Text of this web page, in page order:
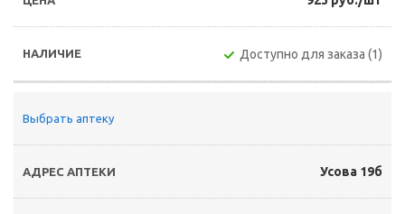
Доступно для заказа (1)
Выбрать аптеку
Усова 19б